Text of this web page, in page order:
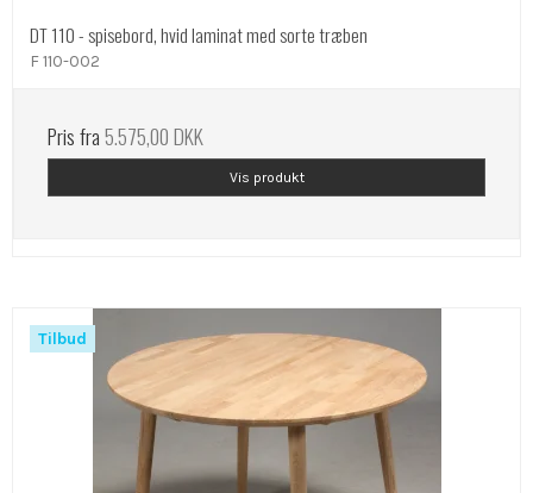
DT 110 - spisebord, hvid laminat med sorte træben
F 110-002
Pris fra5.575,00 DKK
Vis produkt
Tilbud